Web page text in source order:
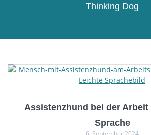
Thinking Dog
Assistenzhund bei der
Sprache